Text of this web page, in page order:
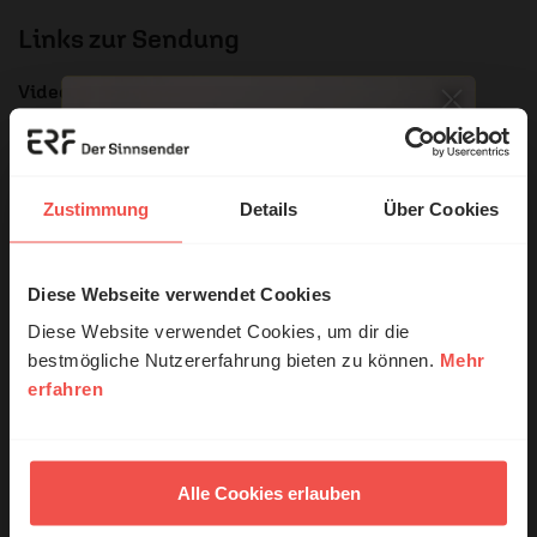
Zustimmung Details Über Cookies
Diese Webseite verwendet Cookies
Diese Website verwendet Cookies, um dir die
bestmögliche Nutzererfahrung bieten zu können. Mehr
erfahren
Alle Cookies erlauben
Links zur Sendung
Videobotschaft Kardinal Kevin Farrell
Artikel zu Franziskus der Vatican News
Nachruf auf Franziskus von Bischof Dr. Georg Bätzing
Nachruf auf Franziskus von EKD-Ratsvorsitzender
© Ruth Schneider / ERF